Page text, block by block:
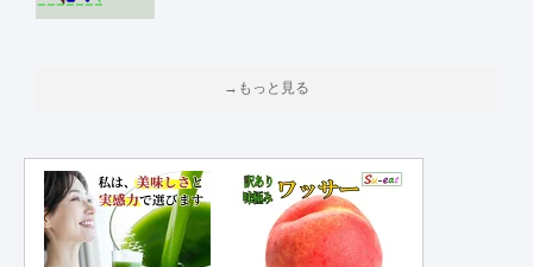
→もっと見る